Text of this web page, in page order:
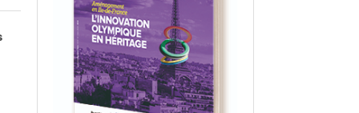
pour
2026
ABF, ZAC : F. Vauglin détaille sa
pour l’urbanisme parisien- 17
de la tech et de la finance
marché de la location de luxe-